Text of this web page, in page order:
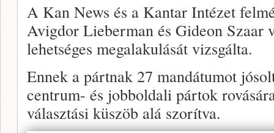
A Kan News és a Kantar Intézet
Avigdor Lieberman és Gideon Szaar
lehetséges megalakulását vizsgálta.
Ennek a pártnak 27 mandátumot
centrum- és jobboldali pártok
választási küszöb alá szorítva.